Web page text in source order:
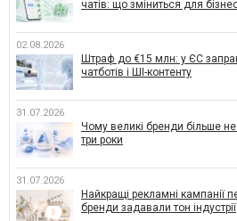
чатів: що зміниться для
02.08.2026
Штраф до €15 млн: у ЄС
чатботів і ШІ-контенту
31.07.2026
Чому великі бренди більше
три роки
31.07.2026
Найкращі рекламні кампанії
бренди задавали тон індустрії